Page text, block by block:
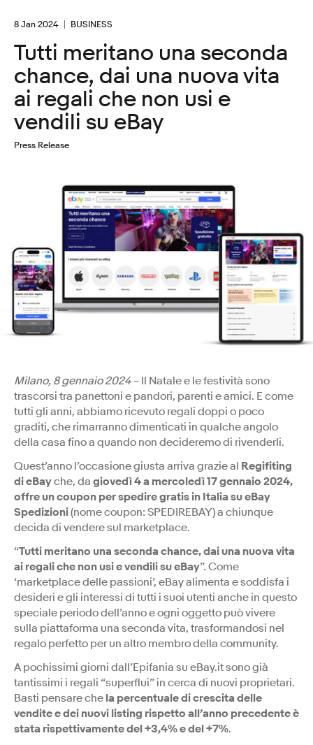
8 Jan 2024 BUSINESS
Tutti meritano una seconda
chance, dai una nuova vita
ai regali che non usi e
vendili su eBay
Press Release
Milano, 8 gennaio 2024 – Il Natale e le festività sono
trascorsi tra panettoni e pandori, parenti e amici. E come
tutti gli anni, abbiamo ricevuto regali doppi o poco
graditi, che rimarranno dimenticati in qualche angolo
della casa fino a quando non decideremo di rivenderli.
Quest’anno l’occasione giusta arriva grazie al Regifiting
di eBayche, da giovedì 4 a mercoledì 17 gennaio 2024,
offre un coupon per spedire gratis in Italia su eBay
Spedizioni(nome coupon: SPEDIREBAY) a chiunque
decida di vendere sul marketplace.
“Tutti meritano una seconda chance, dai una nuova vita
ai regali che non usi e vendili su eBay”. Come
‘marketplace delle passioni’, eBay alimenta e soddisfa i
desideri e gli interessi di tutti i suoi utenti anche in questo
speciale periodo dell’anno e ogni oggetto può vivere
sulla piattaforma una seconda vita, trasformandosi nel
regalo perfetto per un altro membro della community.
A pochissimi giorni dall’Epifania su eBay.it sono già
tantissimi i regali “superflui” in cerca di nuovi proprietari.
Basti pensare che la percentuale di crescita delle
vendite e dei nuovi listing rispetto all’anno precedente è
stata rispettivamente del +3,4% e del +7%.